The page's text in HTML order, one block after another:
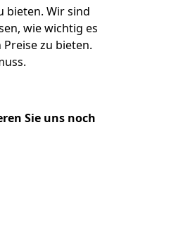
bieten. Wir sind
wie wichtig es
zu bieten.
Sie uns noch